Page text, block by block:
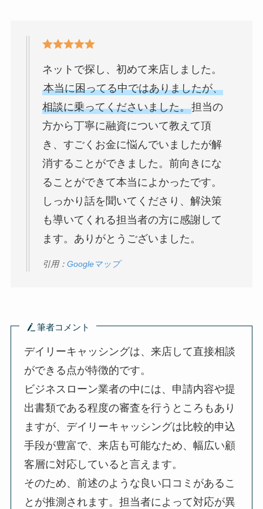
ネットで探し、初めて来店しました。
本当に困ってる中ではありましたが、
相談に乗ってくださいました。担当の
方から丁寧に融資について教えて頂
き、すごくお金に悩んでいましたが解
消することができました。前向きにな
ることができて本当によかったです。
しっかり話を聞いてくださり、解決策
も導いてくれる担当者の方に感謝して
ます。ありがとうございました。
引用： Googleマップ
筆者コメント
デイリーキャッシングは、来店して直接相談
ができる点が特徴的です。
ビジネスローン業者の中には、申請内容や提
出書類である程度の審査を行うところもあり
ますが、デイリーキャッシングは比較的申込
手段が豊富で、来店も可能なため、幅広い顧
客層に対応していると言えます。
そのため、前述のような良い口コミがあるこ
とが推測されます。担当者によって対応が異